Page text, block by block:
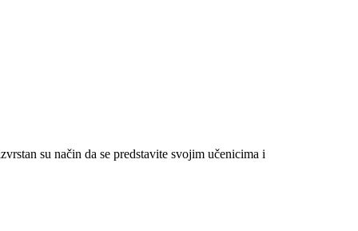
su način da se predstavite svojim učenicima i